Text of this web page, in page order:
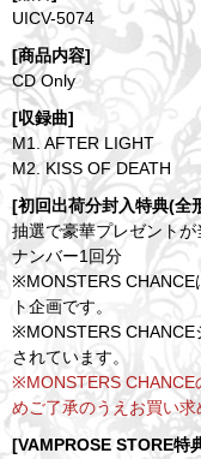
UICV-5074
[商品内容]
CD Only
[収録曲]
M1. AFTER LIGHT
M2. KISS OF DEATH
[初回出荷分封入特典(全
抽選で豪華プレゼント
ナンバー1回分
※MONSTERS CHANCE
ト企画です。
※MONSTERS CHANCE
されています。
※MONSTERS CHANCE
めご了承のうえお買い求
[VAMPROSE STORE特